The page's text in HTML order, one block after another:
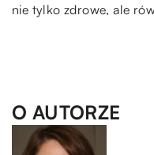
nie tylko zdrowe, ale
O AUTORZE